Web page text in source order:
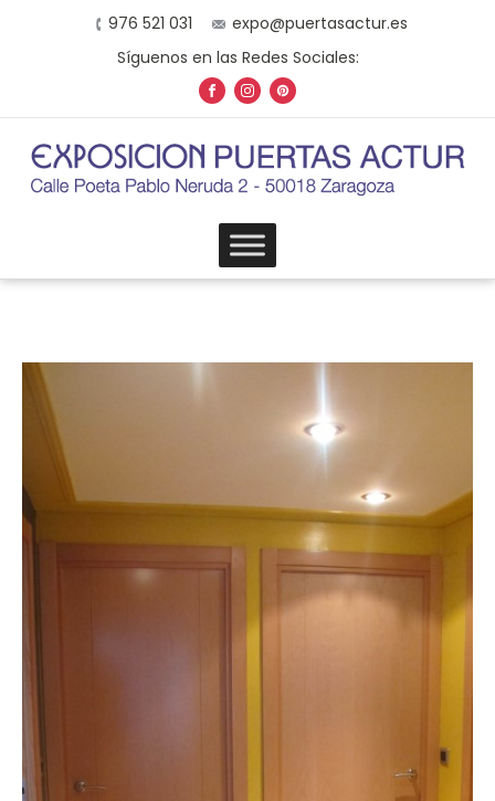
976 521 031
expo@puertasactur.es
Síguenos en las Redes Sociales: